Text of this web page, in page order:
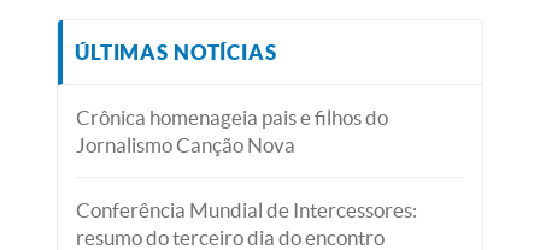
ÚLTIMAS NOTÍCIAS
Crônica homenageia pais e filhos do
Jornalismo Canção Nova
Conferência Mundial de Intercessores:
resumo do terceiro dia do encontro